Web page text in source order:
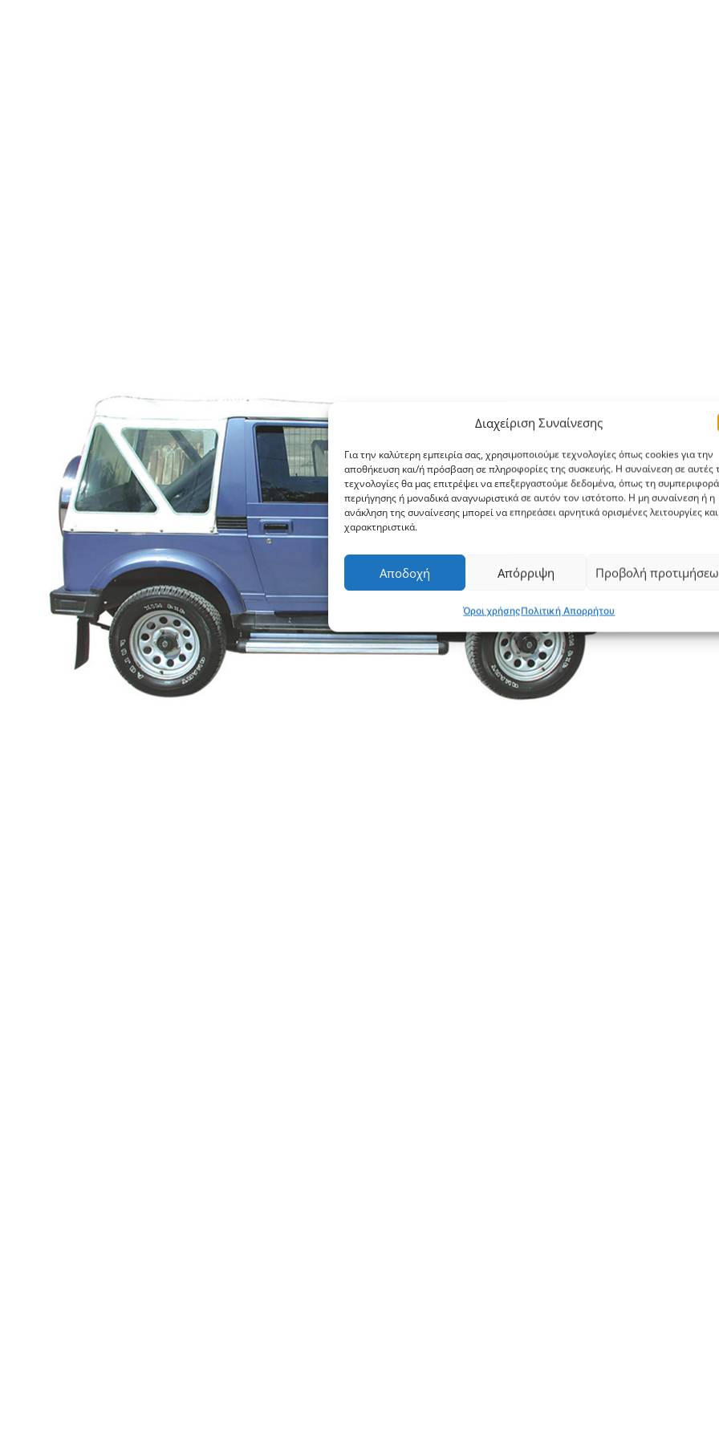
Διαχείριση Συναίνεσης
Για την καλύτερη εμπειρία σας, χρησιμοποιούμε τεχνολογίες όπως cookies για την
αποθήκευση και/ή πρόσβαση σε πληροφορίες της συσκευής. Η συναίνεση σε αυτές
τεχνολογίες θα μας επιτρέψει να επεξεργαστούμε δεδομένα, όπως τη συμπεριφορά
περιήγησης ή μοναδικά αναγνωριστικά σε αυτόν τον ιστότοπο. Η μη συναίνεση ή η
ανάκληση της συναίνεσης μπορεί να επηρεάσει αρνητικά ορισμένες λειτουργίες και
χαρακτηριστικά.
Αποδοχή Απόρριψη Προβολή
Όροι χρήσηςΠολιτική Απορρήτου